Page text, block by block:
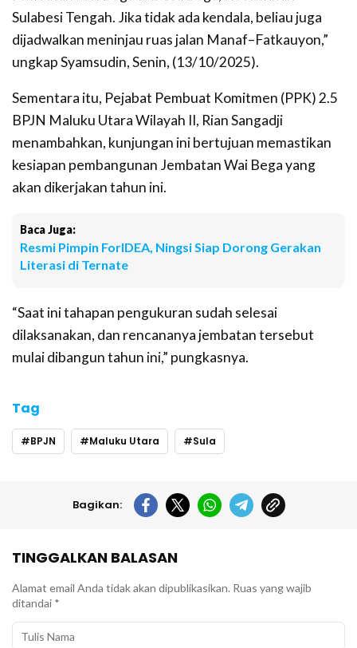
Sulabesi Tengah. Jika tidak ada kendala, beliau juga
dijadwalkan meninjau ruas jalan Manaf–Fatkauyon,”
ungkap Syamsudin, Senin, (13/10/2025).
Sementara itu, Pejabat Pembuat Komitmen (PPK) 2.5
BPJN Maluku Utara Wilayah II, Rian Sangadji
menambahkan, kunjungan ini bertujuan memastikan
kesiapan pembangunan Jembatan Wai Bega yang
akan dikerjakan tahun ini.
Baca Juga:
Resmi Pimpin ForIDEA, Ningsi Siap Dorong Gerakan
Literasi di Ternate
“Saat ini tahapan pengukuran sudah selesai
dilaksanakan, dan rencananya jembatan tersebut
mulai dibangun tahun ini,” pungkasnya.
Tag
BPJN Maluku Utara Sula
Bagikan:
TINGGALKAN BALASAN
Alamat email Anda tidak akan dipublikasikan. Ruas yang wajib
ditandai *